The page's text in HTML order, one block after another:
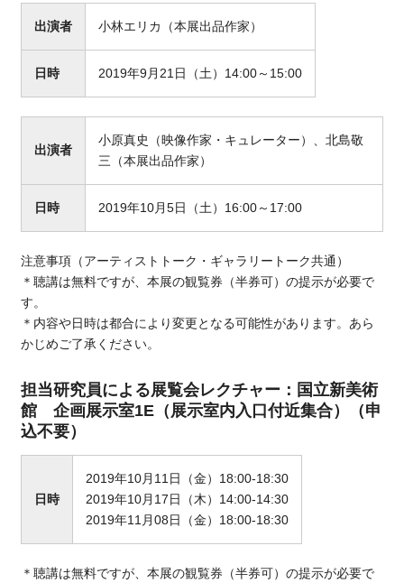
出演者 小林エリカ（本展出品作家）
日時 2019年9月21日（土）14:00～15:00
出演者
小原真史（映像作家・キュレーター）、北島敬
三（本展出品作家）
日時 2019年10月5日（土）16:00～17:00
注意事項（アーティストトーク・ギャラリートーク共通）
＊聴講は無料ですが、本展の観覧券（半券可）の提示が必要で
す。
＊内容や日時は都合により変更となる可能性があります。あら
かじめご了承ください。
担当研究員による展覧会レクチャー：国立新美術
館 企画展示室1E（展示室内入口付近集合）（申
込不要）
日時
2019年10月11日（金）18:00-18:30
2019年10月17日（木）14:00-14:30
2019年11月08日（金）18:00-18:30
＊聴講は無料ですが、本展の観覧券（半券可）の提示が必要で